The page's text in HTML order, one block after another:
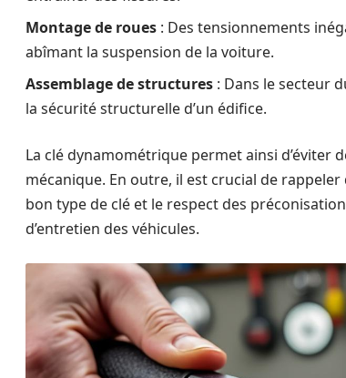
Montage de roues : Des tensionnements
abîmant la suspension de la voiture.
Assemblage de structures : Dans le secteur
la sécurité structurelle d’un édifice.
La clé dynamométrique permet ainsi d’éviter
mécanique. En outre, il est crucial de
bon type de clé et le respect des
d’entretien des véhicules.